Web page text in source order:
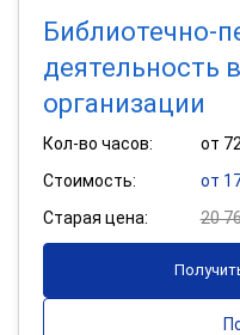
Библиотечно-
деятельность
организации
Кол-во часов:
от
Стоимость:
от
Старая цена:
20